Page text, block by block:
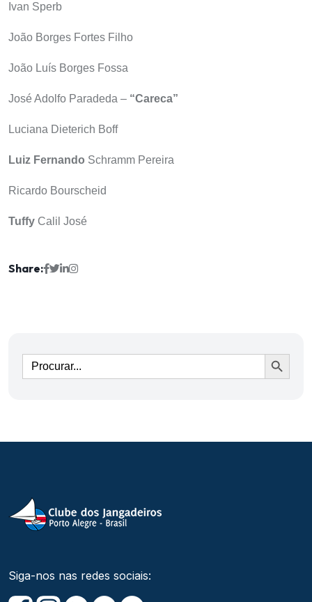
Ivan Sperb
João Borges Fortes Filho
João Luís Borges Fossa
José Adolfo Paradeda – “Careca”
Luciana Dieterich Boff
Luiz Fernando Schramm Pereira
Ricardo Bourscheid
Tuffy Calil José
Share:
Ir
Siga-nos nas redes sociais: